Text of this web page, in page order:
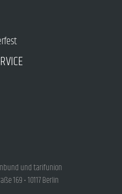
und tarifunion
169 • 10117 Berlin